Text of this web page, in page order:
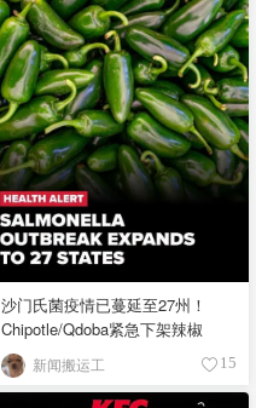
沙门氏菌疫情已蔓延至27州！
Chipotle/Qdoba紧急下架辣椒
新闻搬运工 15